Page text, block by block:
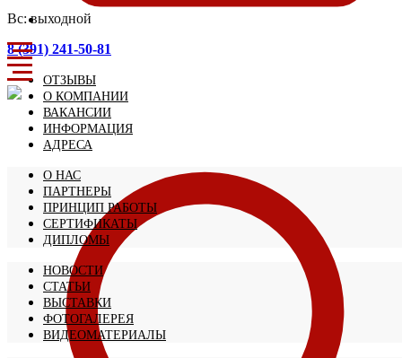
Вс: выходной
8 (391) 241-50-81
ОТЗЫВЫ
О КОМПАНИИ
ВАКАНСИИ
ИНФОРМАЦИЯ
АДРЕСА
О НАС
ПАРТНЕРЫ
ПРИНЦИП РАБОТЫ
СЕРТИФИКАТЫ
ДИПЛОМЫ
НОВОСТИ
СТАТЬИ
ВЫСТАВКИ
ФОТОГАЛЕРЕЯ
ВИДЕОМАТЕРИАЛЫ